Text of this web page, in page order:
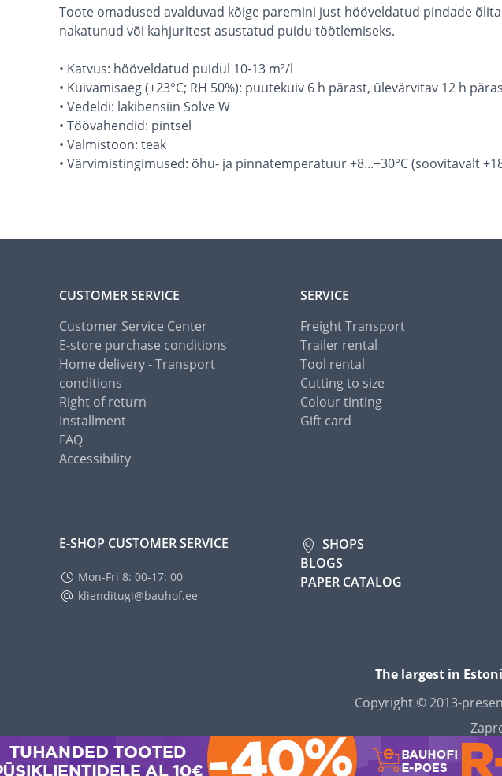
Toote omadused avalduvad kõige paremini just hööveldatud pindade
nakatunud või kahjuritest asustatud puidu töötlemiseks.
• Katvus: hööveldatud puidul 10-13 m²/l
• Kuivamisaeg (+23°C; RH 50%): puutekuiv 6 h pärast, ülevärvitav 12 h
• Vedeldi: lakibensiin Solve W
• Töövahendid: pintsel
• Valmistoon: teak
• Värvimistingimused: õhu- ja pinnatemperatuur +8...+30°C (soovitavalt
CUSTOMER SERVICE
Customer Service Center
E-store purchase conditions
Home delivery - Transport
conditions
Right of return
Installment
FAQ
Accessibility
SERVICE
Freight Transport
Trailer rental
Tool rental
Cutting to size
Colour tinting
Gift card
E-SHOP CUSTOMER SERVICE
Mon-Fri 8: 00-17: 00
klienditugi@bauhof.ee
SHOPS
BLOGS
PAPER CATALOG
The largest in
Copyright © 2013-